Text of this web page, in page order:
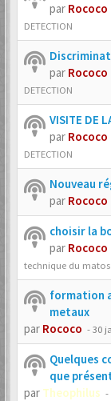
par Rococo
DETECTION
par Rococo
DETECTION
VISITE DE
par Rococo
DETECTION
Nouveau
par Rococo
choisir la
par Rococo
technique du
formation
metaux
par Rococo -30
Quelques
que
par Theophilus -